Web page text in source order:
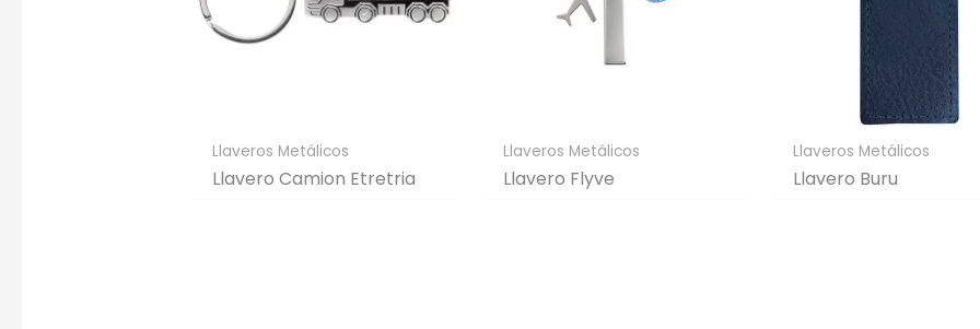
Llaveros Metálicos
Llavero Camion Etretria
Llaveros Metálicos
Llavero Flyve
Llaveros Metálicos
Llavero Buru